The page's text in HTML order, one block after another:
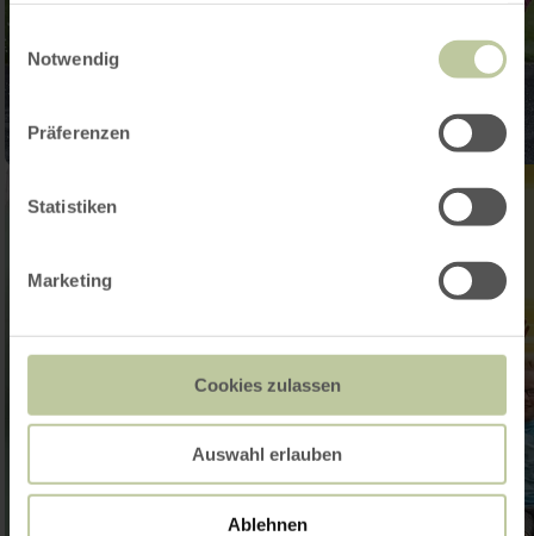
Notwendig
Präferenzen
Statistiken
Marketing
Cookies zulassen
Auswahl erlauben
Ablehnen